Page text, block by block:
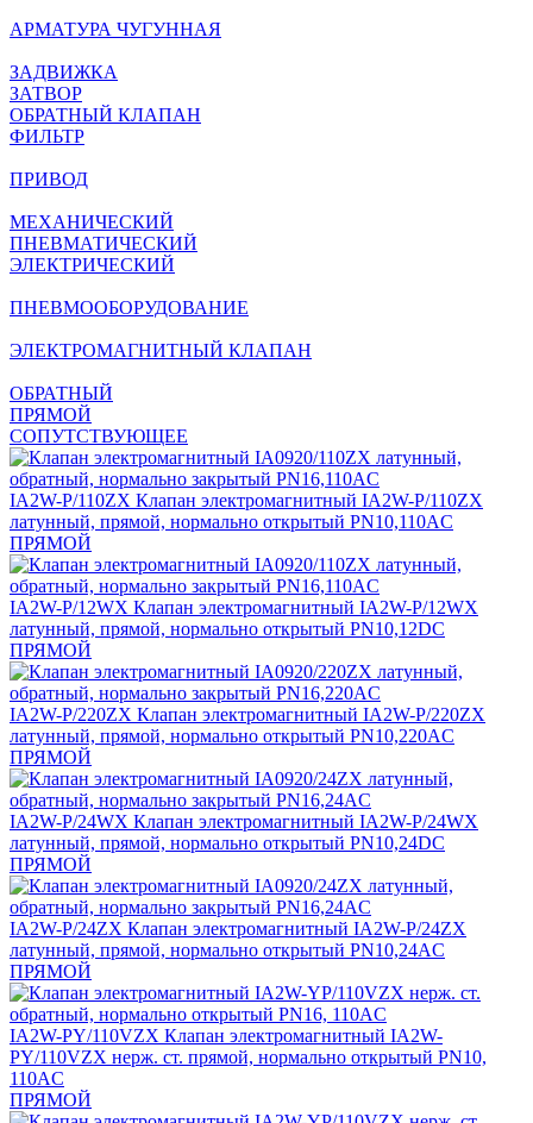
АРМАТУРА ЧУГУННАЯ
ЗАДВИЖКА
ЗАТВОР
ОБРАТНЫЙ КЛАПАН
ФИЛЬТР
ПРИВОД
МЕХАНИЧЕСКИЙ
ПНЕВМАТИЧЕСКИЙ
ЭЛЕКТРИЧЕСКИЙ
ПНЕВМООБОРУДОВАНИЕ
ЭЛЕКТРОМАГНИТНЫЙ КЛАПАН
ОБРАТНЫЙ
ПРЯМОЙ
СОПУТСТВУЮЩЕЕ
IA2W-P/110ZX Клапан электромагнитный IA2W-P/110ZX
латунный, прямой, нормально открытый PN10,110AC
ПРЯМОЙ
IA2W-P/12WX Клапан электромагнитный IA2W-P/12WX
латунный, прямой, нормально открытый PN10,12DC
ПРЯМОЙ
IA2W-P/220ZX Клапан электромагнитный IA2W-P/220ZX
латунный, прямой, нормально открытый PN10,220AC
ПРЯМОЙ
IA2W-P/24WX Клапан электромагнитный IA2W-P/24WX
латунный, прямой, нормально открытый PN10,24DC
ПРЯМОЙ
IA2W-P/24ZX Клапан электромагнитный IA2W-P/24ZX
латунный, прямой, нормально открытый PN10,24AC
ПРЯМОЙ
IA2W-PY/110VZX Клапан электромагнитный IA2W-
PY/110VZX нерж. ст. прямой, нормально открытый PN10,
110AC
ПРЯМОЙ